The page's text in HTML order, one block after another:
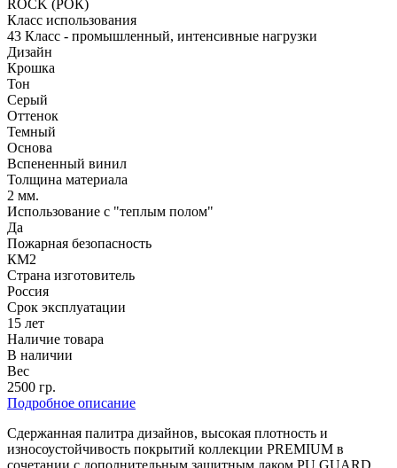
ROCK (РОК)
Класс использования
43 Класс - промышленный, интенсивные нагрузки
Дизайн
Крошка
Тон
Серый
Оттенок
Темный
Основа
Вспененный винил
Толщина материала
2 мм.
Использование с "теплым полом"
Да
Пожарная безопасность
КМ2
Страна изготовитель
Россия
Срок эксплуатации
15 лет
Наличие товара
В наличии
Вес
2500 гр.
Подробное описание
Cдержанная палитра дизайнов, высокая плотность и
износоустойчивость покрытий коллекции PREMIUM в